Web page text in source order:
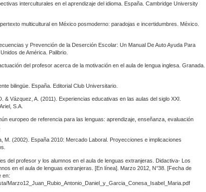
interculturales en el aprendizaje del idioma. España. Cambridge University
multicultural en México posmoderno: paradojas e incertidumbres. México.
y Prevención de la Deserción Escolar: Un Manual De Auto Ayuda Para
de América. Palibrio.
del profesor acerca de la motivación en el aula de lengua inglesa. Granada.
bilingüe. España. Editorial Club Universitario.
& Vázquez, A. (2011). Experiencias educativas en las aulas del siglo XXI.
S.A.
europeo de referencia para las lenguas: aprendizaje, enseñanza, evaluación
M. (2002). España 2010: Mercado Laboral. Proyecciones e implicaciones
del profesor y los alumnos en el aula de lenguas extranjeras. Didactiva- Los
en el aula de lenguas extranjeras. [En línea]. Marzo 2012, N°38. [Fecha de
en:
Marzo12_Juan_Rubio_Antonio_Daniel_y_Garcia_Conesa_Isabel_Maria.pdf